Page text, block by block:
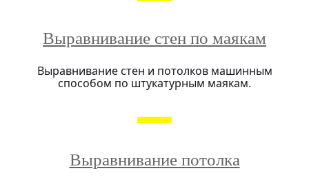
Выравнивание стен по маякам
Выравнивание стен и потолков машинным
способом по штукатурным маякам.
Выравнивание потолка